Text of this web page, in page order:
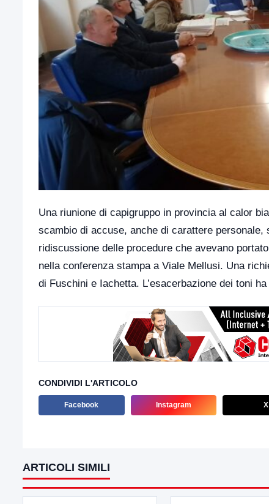
Una riunione di capigruppo in provincia al calor
scambio di accuse, anche di carattere
ridiscussione delle procedure che avevano
nella conferenza stampa a Viale Mellusi. Una
di Fuschini e Iachetta. L’esacerbazione dei toni
CONDIVIDI L'ARTICOLO
Facebook Instagram X
ARTICOLI SIMILI